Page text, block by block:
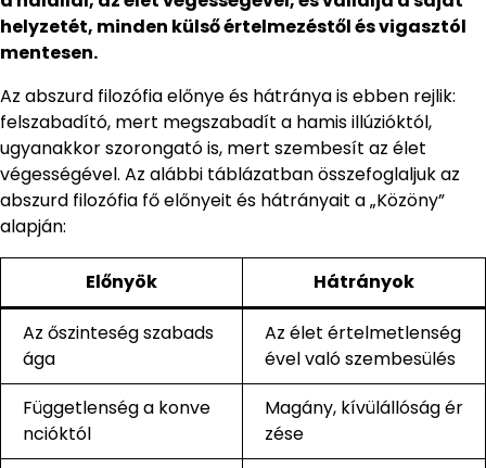
helyzetét, minden külső értelmezéstől és vigasztól
mentesen.
Az abszurd filozófia előnye és hátránya is ebben rejlik:
felszabadító, mert megszabadít a hamis illúzióktól,
ugyanakkor szorongató is, mert szembesít az élet
végességével. Az alábbi táblázatban összefoglaljuk az
abszurd filozófia fő előnyeit és hátrányait a „Közöny”
alapján:
Előnyök Hátrányok
Az őszinteség szabads
ága
Az élet értelmetlenség
ével való szembesülés
Függetlenség a konve
ncióktól
Magány, kívülállóság ér
zése